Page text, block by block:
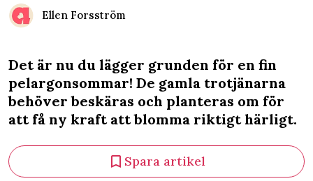
Ellen Forsström
Det är nu du lägger grunden för en fin
pelargonsommar! De gamla trotjänarna
behöver beskäras och planteras om för
att få ny kraft att blomma riktigt härligt.
Spara artikel